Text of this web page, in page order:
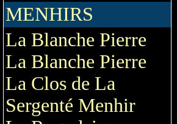
MENHIRS
La Blanche Pierre
La Blanche Pierre
La Clos de La
Sergenté Menhir